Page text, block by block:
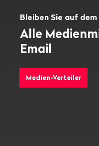
Bleiben Sie auf
Alle
Email
Medien-Verteiler